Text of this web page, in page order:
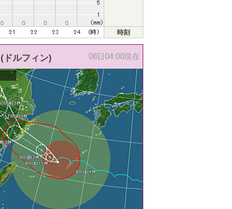
時刻
(ドルフィン) 08日04:00現在